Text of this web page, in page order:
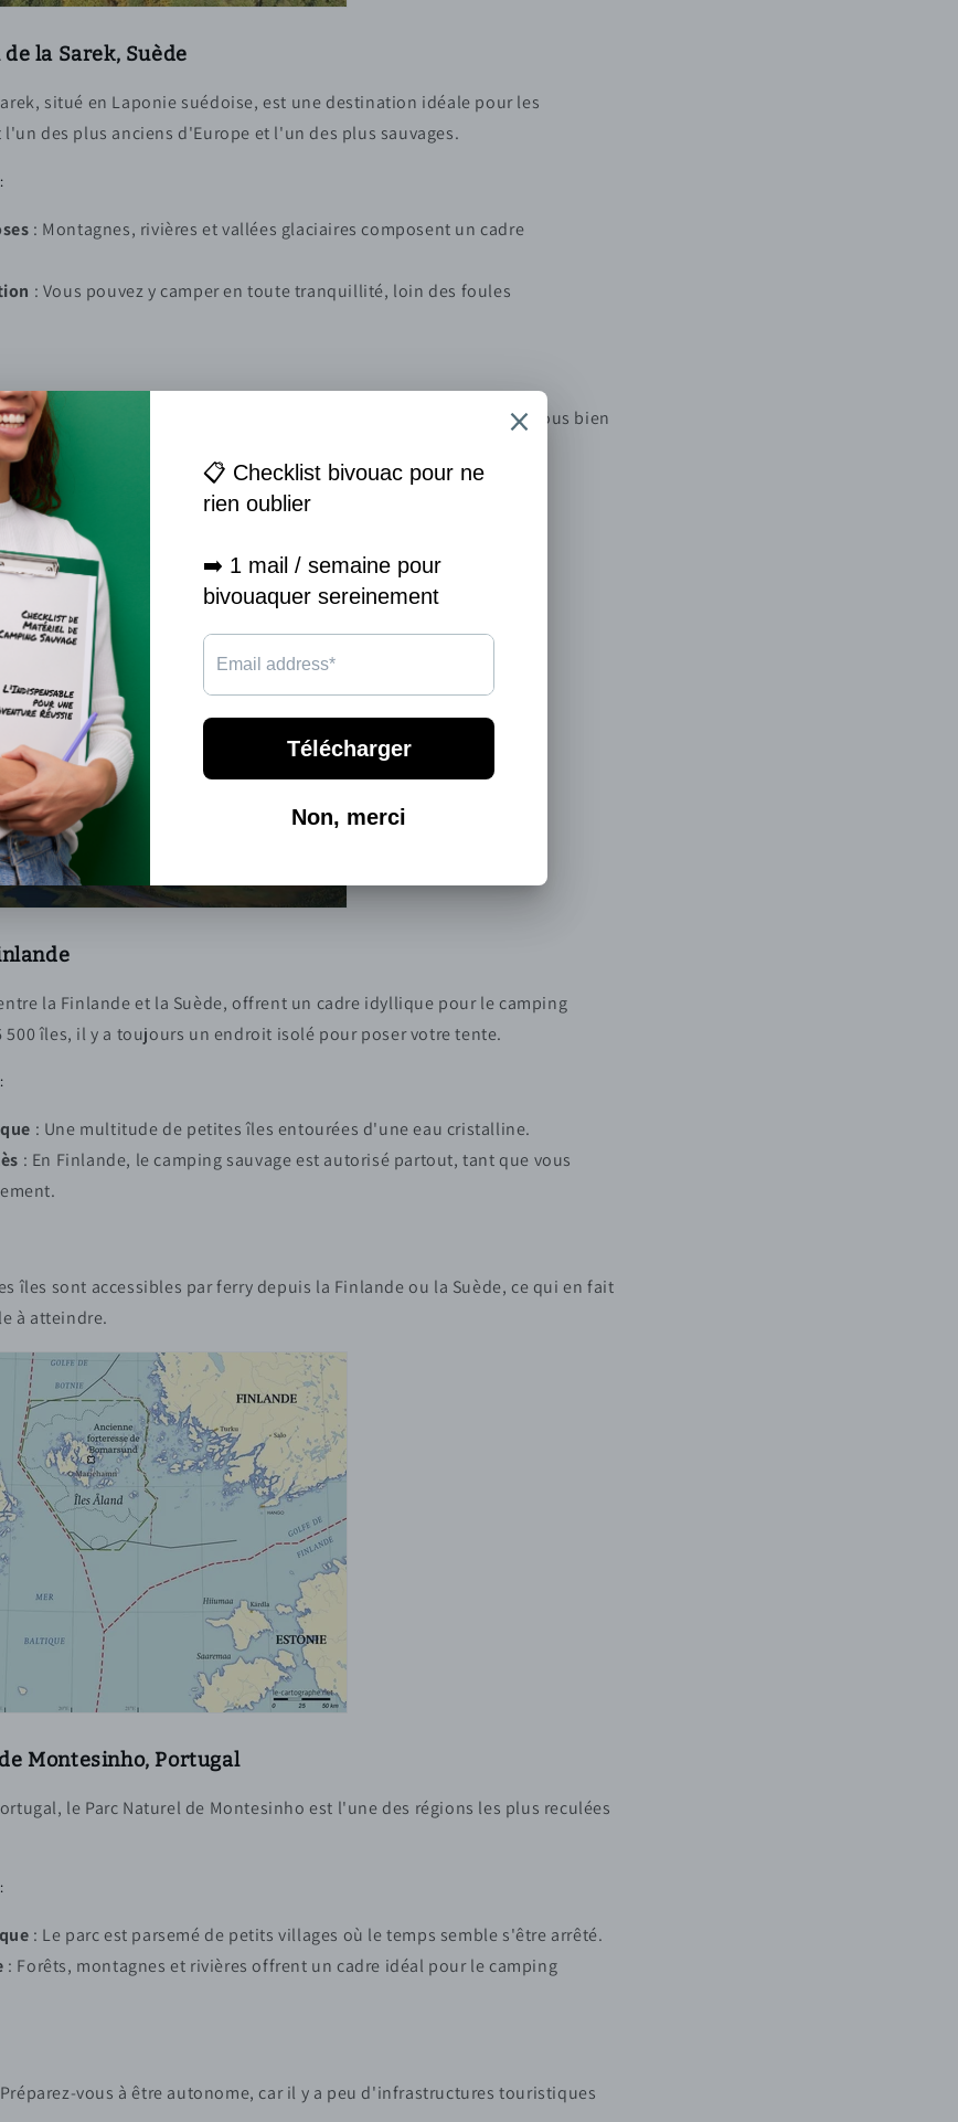
la Sarek, Suède
situé en Laponie suédoise, est une destination idéale pour les
l'un des plus anciens d'Europe et l'un des plus sauvages.
: Montagnes, rivières et vallées glaciaires composent un cadre
: Vous pouvez y camper en toute tranquillité, loin des foules
: Les conditions peuvent être extrêmes, surtout en hiver. Préparez-vous bien
la Finlande et la Suède, offrent un cadre idyllique pour le camping
500 îles, il y a toujours un endroit isolé pour poser votre tente.
: Une multitude de petites îles entourées d'une eau cristalline.
: En Finlande, le camping sauvage est autorisé partout, tant que vous
îles sont accessibles par ferry depuis la Finlande ou la Suède, ce qui en fait
à atteindre.
Montesinho, Portugal
le Parc Naturel de Montesinho est l'une des régions les plus reculées
: Le parc est parsemé de petits villages où le temps semble s'être arrêté.
: Forêts, montagnes et rivières offrent un cadre idéal pour le camping
vous à être autonome, car il y a peu d'infrastructures touristiques